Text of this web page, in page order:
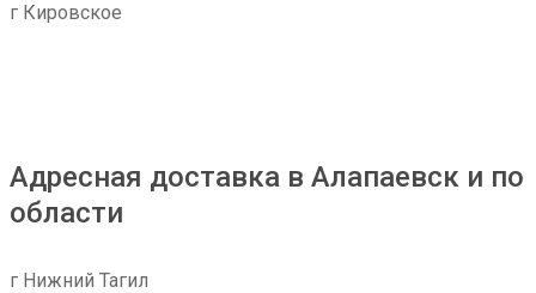
г Кировское
Адресная доставка в Алапаевск и по
области
г Нижний Тагил